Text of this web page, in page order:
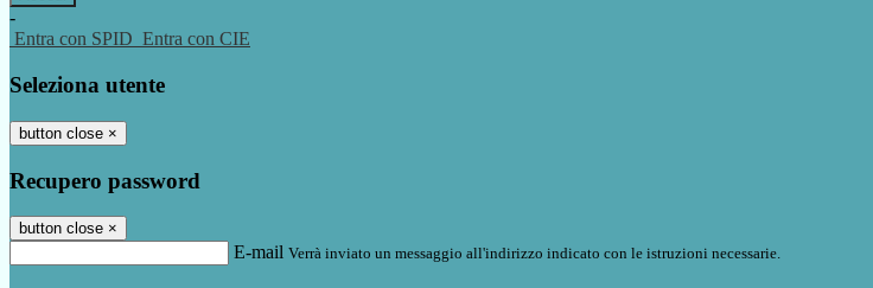
-
Entra con SPID Entra con CIE
Seleziona utente
button close ×
Recupero password
button close ×
E-mail Verrà inviato un messaggio all'indirizzo indicato con le istruzioni necessarie.